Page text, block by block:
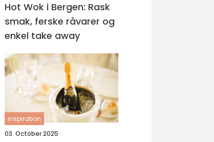
Hot Wok i Bergen: Rask
smak, ferske råvarer og
enkel take away
inspiration
03. October 2025